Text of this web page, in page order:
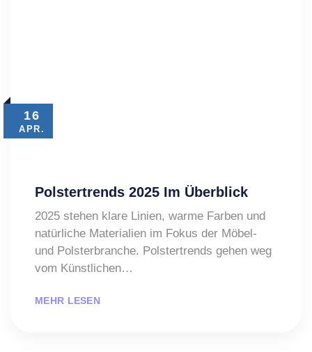
16
APR.
Polstertrends 2025 Im Überblick
2025 stehen klare Linien, warme Farben und
natürliche Materialien im Fokus der Möbel-
und Polsterbranche. Polstertrends gehen weg
vom Künstlichen…
MEHR LESEN